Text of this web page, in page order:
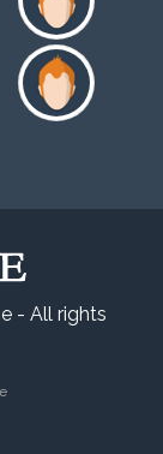
- All rights